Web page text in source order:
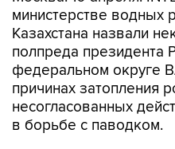
министерстве водных
Казахстана назвали
полпреда президента
федеральном округе
причинах затопления
несогласованных
в борьбе с паводком.